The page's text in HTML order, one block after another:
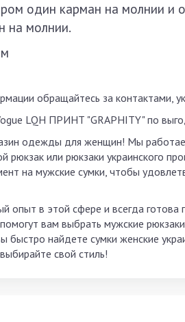
один карман на молнии и
на молнии.
обращайтесь за контактами,
LQH ПРИНТ "GRAPHITY" по
одежды для женщин! Мы
рюкзак или рюкзаки украинского
на мужские сумки, чтобы
опыт в этой сфере и всегда готова
вам выбрать мужские
найдете сумки женские
свой стиль!